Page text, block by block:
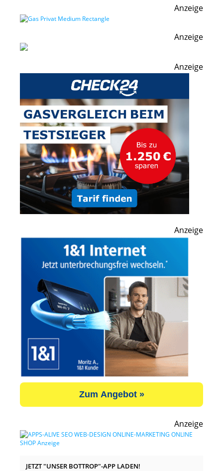
Anzeige
Anzeige
Anzeige
Anzeige
Zum Angebot »
Anzeige
JETZT "UNSER BOTTROP"-APP LADEN!